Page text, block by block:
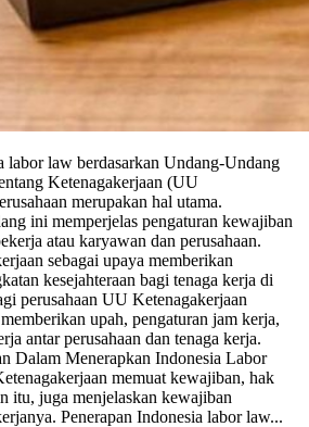
labor law berdasarkan Undang-Undang
Ketenagakerjaan (UU
merupakan hal utama.
ini memperjelas pengaturan kewajiban
atau karyawan dan perusahaan.
sebagai upaya memberikan
kesejahteraan bagi tenaga kerja di
perusahaan UU Ketenagakerjaan
upah, pengaturan jam kerja,
antar perusahaan dan tenaga kerja.
Dalam Menerapkan Indonesia Labor
memuat kewajiban, hak
itu, juga menjelaskan kewajiban
Penerapan Indonesia labor law...